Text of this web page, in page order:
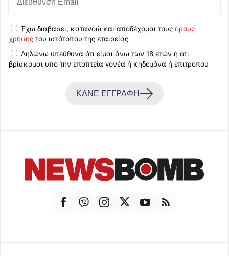
Έχω διαβάσει, κατανοώ και αποδέχομαι τους όρους
χρήσης του ιστότοπου της εταιρείας
Δηλώνω υπεύθυνα ότι είμαι άνω των 18 ετών ή ότι
βρίσκομαι υπό την εποπτεία γονέα ή κηδεμόνα ή επιτρόπου
ΚΑΝΕ ΕΓΓΡΑΦΗ